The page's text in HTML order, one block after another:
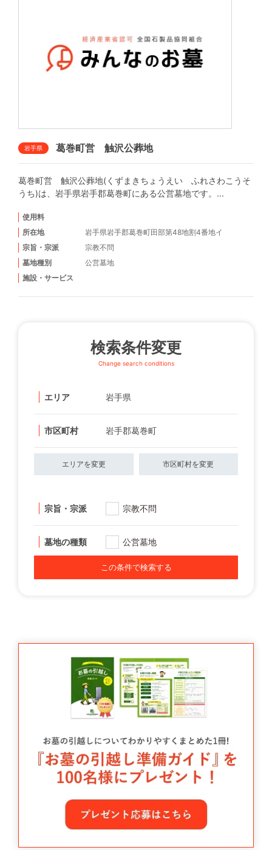
岩手県 葛巻町営 触沢公葬地
葛巻町営 触沢公葬地(くずまきちょうえい ふれさわこうそ
うち)は、岩手県岩手郡葛巻町にある公営墓地です。...
使用料
所在地
岩手県岩手郡葛巻町田部第48地割4番地イ
宗旨・宗派
宗教不問
墓地種別
公営墓地
施設・サービス
検索条件変更
Change search conditions
エリア 岩手県
市区町村 岩手郡葛巻町
エリアを変更 市区町村を変更
宗旨・宗派 宗教不問
墓地の種類 公営墓地
この条件で検索する